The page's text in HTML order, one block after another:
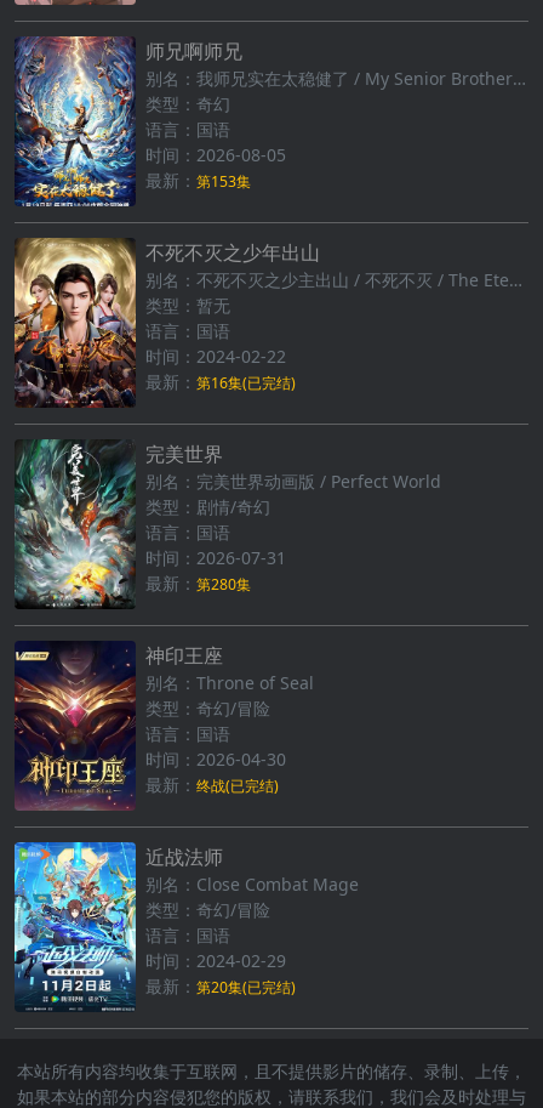
师兄啊师兄
别名：我师兄实在太稳健了 / My Senior Brother is Too Steady
类型：奇幻
语言：国语
时间：2026-08-05
最新： 第153集
不死不灭之少年出山
别名：不死不灭之少主出山 / 不死不灭‎ / The Eternal Strife
类型：暂无
语言：国语
时间：2024-02-22
最新： 第16集(已完结)
完美世界
别名：完美世界动画版 / Perfect World
类型：剧情/奇幻
语言：国语
时间：2026-07-31
最新： 第280集
神印王座
别名：Throne of Seal
类型：奇幻/冒险
语言：国语
时间：2026-04-30
最新： 终战(已完结)
近战法师
别名：Close Combat Mage
类型：奇幻/冒险
语言：国语
时间：2024-02-29
最新： 第20集(已完结)
本站所有内容均收集于互联网，且不提供影片的储存、录制、上传，
如果本站的部分内容侵犯您的版权，请联系我们，我们会及时处理与